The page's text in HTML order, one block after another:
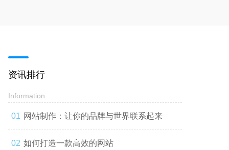
资讯排行
Information
网站制作：让你的品牌与世界联系起来
如何打造一款高效的网站